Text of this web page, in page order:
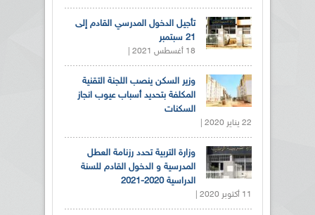
تأجيل الدخول المدرسي القادم إلى
21 سبتمبر
18 أغسطس 2021 |
وزير السكن ينصب اللجنة التقنية
المكلفة بتحديد أسباب عيوب انجاز
السكنات
22 يناير 2020 |
وزارة التربية تحدد رزنامة العطل
المدرسية و الدخول القادم للسنة
الدراسية 2020-2021
11 أكتوبر 2020 |